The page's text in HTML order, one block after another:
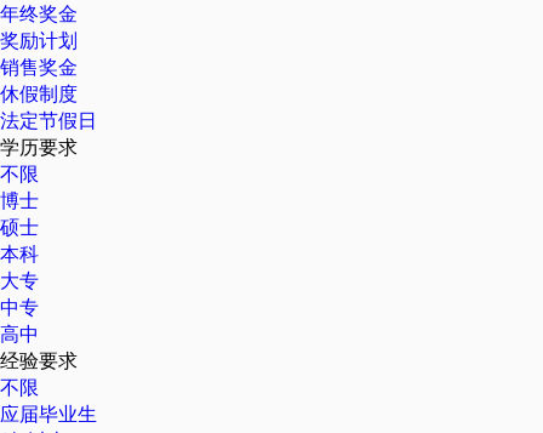
年终奖金
奖励计划
销售奖金
休假制度
法定节假日
学历要求
不限
博士
硕士
本科
大专
中专
高中
经验要求
不限
应届毕业生